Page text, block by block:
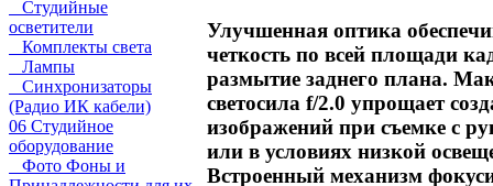
Студийные
осветители
Комплекты света
Лампы
Синхронизаторы
(Радио ИК кабели)
06 Студийное
оборудование
Фото Фоны и
Улучшенная оптика
четкость по всей площади
размытие заднего плана.
светосила f/2.0 упрощает
изображений при съемке с
или в условиях низкой
Встроенный механизм